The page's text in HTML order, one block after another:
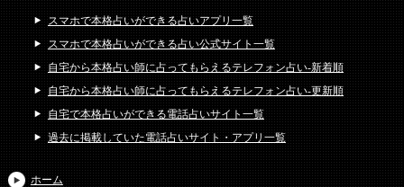
スマホで本格占いができる占いアプリ一覧
スマホで本格占いができる占い公式サイト一覧
自宅から本格占い師に占ってもらえるテレフォン占い-新着順
自宅から本格占い師に占ってもらえるテレフォン占い-更新順
自宅で本格占いができる電話占いサイト一覧
過去に掲載していた電話占いサイト・アプリ一覧
ホーム